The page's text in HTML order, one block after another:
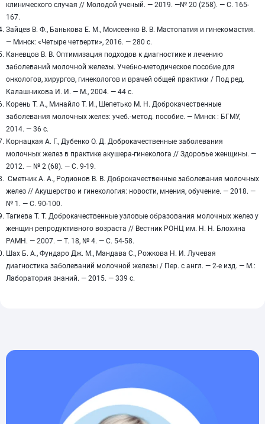
клинического случая // Молодой ученый. — 2019. —№ 20 (258). — С. 165-
167.
Зайцев В. Ф., Банькова Е. М., Моисеенко В. В. Мастопатия и гинекомастия.
— Минск: «Четыре четверти», 2016. — 280 с.
Каневцов В. В. Оптимизация подходов к диагностике и лечению
заболеваний молочной железы. Учебно-методическое пособие для
онкологов, хирургов, гинекологов и врачей общей практики / Под ред.
Калашникова И. И. — М., 2004. — 44 с.
Корень Т. А., Минайло Т. И., Шепетько М. Н. Доброкачественные
заболевания молочных желез: учеб.-метод. пособие. — Минск : БГМУ,
2014. — 36 с.
Корнацкая А. Г., Дубенко О. Д. Доброкачественные заболевания
молочных желез в практике акушера-гинеколога // Здоровье женщины. —
2012. — № 2 (68). — С. 9-19.
Сметник А. А., Родионов В. В. Доброкачественные заболевания молочных
желез // Акушерство и гинекология: новости, мнения, обучение. — 2018. —
№ 1. — С. 90-100.
Тагиева Т. Т. Доброкачественные узловые образования молочных желез у
женщин репродуктивного возраста // Вестник РОНЦ им. Н. Н. Блохина
РАМН. — 2007. — Т. 18, № 4. — С. 54-58.
Шах Б. А., Фундаро Дж. М., Мандава С., Рожкова Н. И. Лучевая
диагностика заболеваний молочной железы / Пер. с англ. — 2-е изд. — М.:
Лаборатория знаний. — 2015. — 339 с.